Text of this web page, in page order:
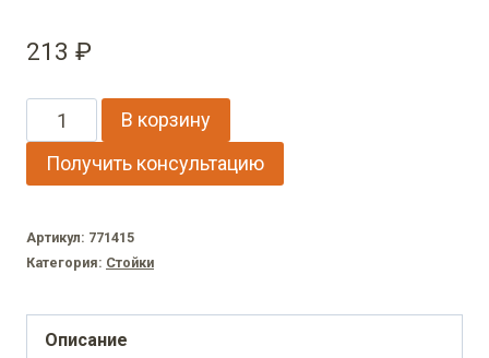
213 ₽
Количество
товара
Стойка
жалюзи
Texas
монтажа
В корзину
Получить консультацию
Артикул: 771415
Категория: Стойки
Описание